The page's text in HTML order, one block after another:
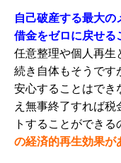
自己破産する最大の
借金をゼロに戻せる
任意整理や個人再生
続き自体もそうです
安心することはでき
え無事終了すれば
トすることができる
の経済的再生効果が